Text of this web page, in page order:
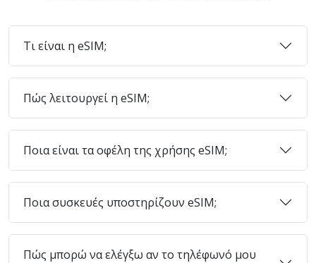
Τι είναι η eSIM;
Πώς λειτουργεί η eSIM;
Ποια είναι τα οφέλη της χρήσης eSIM;
Ποια συσκευές υποστηρίζουν eSIM;
Πώς μπορώ να ελέγξω αν το τηλέφωνό μου